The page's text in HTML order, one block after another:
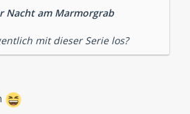
Nacht am Marmorgrab
mit dieser Serie los?